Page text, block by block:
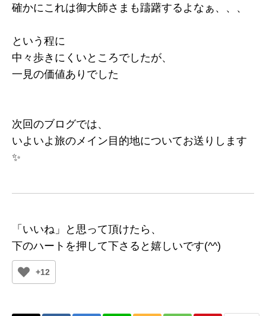
確かにこれは御大師さまも躊躇するよなぁ、、、
という程に
中々歩きにくいところでしたが、
一見の価値ありでした
次回のブログでは、
いよいよ旅のメイン目的地についてお送りします
✨
「いいね」と思って頂けたら、
下のハートを押して下さると嬉しいです(^^)
+12